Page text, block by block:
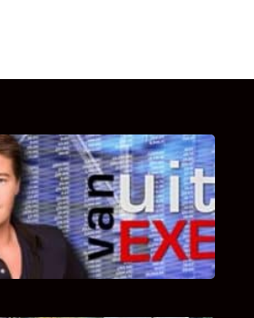
VAN EXECUTIE
van de deelname
Stones aan dit programma.